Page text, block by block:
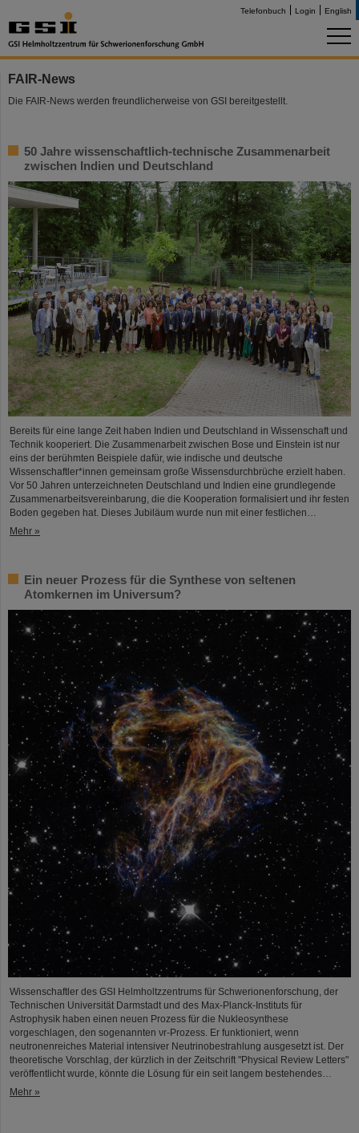
Telefonbuch Login English
FAIR-News
Die FAIR-News werden freundlicherweise von GSI bereitgestellt.
50 Jahre wissenschaftlich-technische Zusammenarbeit
zwischen Indien und Deutschland
Bereits für eine lange Zeit haben Indien und Deutschland in Wissenschaft und
Technik kooperiert. Die Zusammenarbeit zwischen Bose und Einstein ist nur
eins der berühmten Beispiele dafür, wie indische und deutsche
Wissenschaftler*innen gemeinsam große Wissensdurchbrüche erzielt haben.
Vor 50 Jahren unterzeichneten Deutschland und Indien eine grundlegende
Zusammenarbeitsvereinbarung, die die Kooperation formalisiert und ihr festen
Boden gegeben hat. Dieses Jubiläum wurde nun mit einer festlichen…
Mehr »
Ein neuer Prozess für die Synthese von seltenen
Atomkernen im Universum?
Wissenschaftler des GSI Helmholtzzentrums für Schwerionenforschung, der
Technischen Universität Darmstadt und des Max-Planck-Instituts für
Astrophysik haben einen neuen Prozess für die Nukleosynthese
vorgeschlagen, den sogenannten νr-Prozess. Er funktioniert, wenn
neutronenreiches Material intensiver Neutrinobestrahlung ausgesetzt ist. Der
theoretische Vorschlag, der kürzlich in der Zeitschrift "Physical Review Letters"
veröffentlicht wurde, könnte die Lösung für ein seit langem bestehendes…
Mehr »